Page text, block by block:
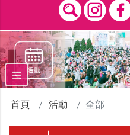
首頁 活動 全部